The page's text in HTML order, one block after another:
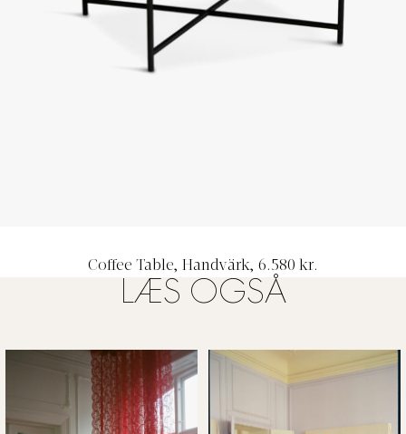
Coffee Table, Handvärk, 6.580 kr.
LÆS OGSÅ